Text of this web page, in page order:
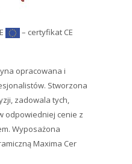
– certyfikat CE
opracowana i
Stworzona
zadowala tych,
odpowiedniej cenie z
Wyposażona
Maxima Cer